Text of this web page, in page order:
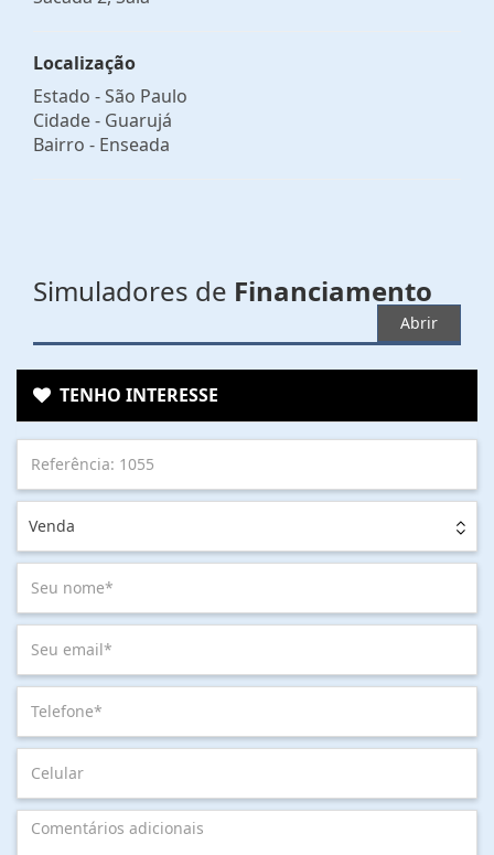
Localização
Estado -São Paulo
Cidade - Guarujá
Bairro - Enseada
Simuladores de Financiamento
Abrir
TENHO INTERESSE
Venda